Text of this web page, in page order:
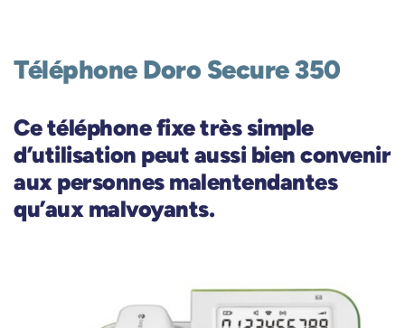
Téléphone Doro Secure 350
Ce téléphone fixe très simple
d’utilisation peut aussi bien convenir
aux personnes malentendantes
qu’aux malvoyants.